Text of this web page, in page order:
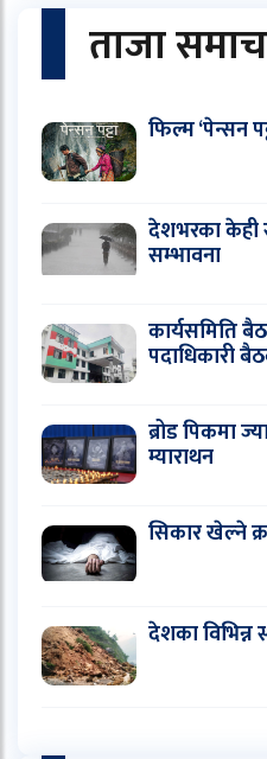
ताजा
फिल्म ‘पेन्सन
देशभरका केही
सम्भावना
कार्यसमिति
पदाधिकारी
ब्रोड पिकमा
म्याराथन
सिकार खेल्ने
देशका